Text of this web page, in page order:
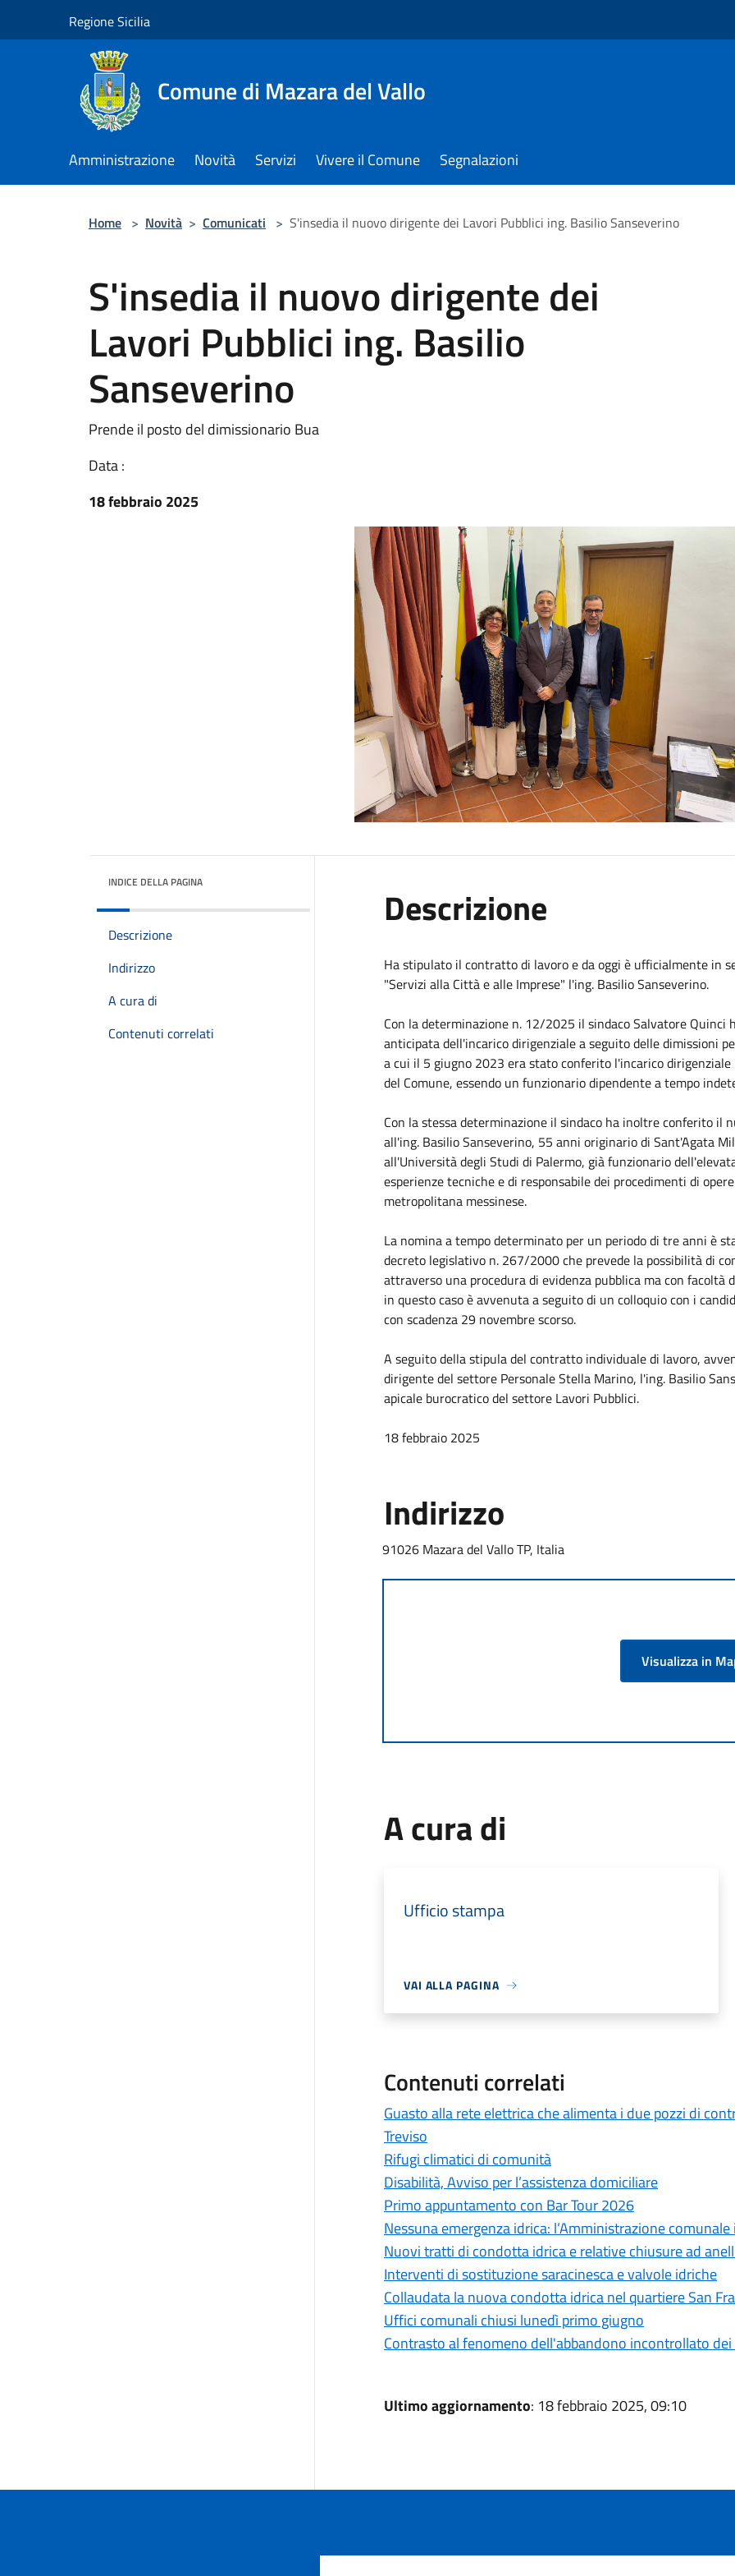
Regione Sicilia
Comune di Mazara del Vallo
Amministrazione Novità Servizi Vivere il Comune Segnalazioni
Home > Novità > Comunicati > S'insedia il nuovo dirigente dei Lavori Pubblici ing. Basilio Sanseverino
S'insedia il nuovo dirigente dei
Lavori Pubblici ing. Basilio
Sanseverino
Prende il posto del dimissionario Bua
Data :
18 febbraio 2025
INDICE DELLA PAGINA
Descrizione
Indirizzo
A cura di
Contenuti correlati
Descrizione
Ha stipulato il contratto di lavoro e da oggi è ufficialmente in
"Servizi alla Città e alle Imprese" l'ing. Basilio Sanseverino.
Con la determinazione n. 12/2025 il sindaco Salvatore Quinci
anticipata dell'incarico dirigenziale a seguito delle dimissioni
a cui il 5 giugno 2023 era stato conferito l'incarico
del Comune, essendo un funzionario dipendente a tempo
Con la stessa determinazione il sindaco ha inoltre conferito il
all'ing. Basilio Sanseverino, 55 anni originario di Sant'Agata
all'Università degli Studi di Palermo, già funzionario
esperienze tecniche e di responsabile dei procedimenti di
metropolitana messinese.
La nomina a tempo determinato per un periodo di tre anni è
decreto legislativo n. 267/2000 che prevede la possibilità di
attraverso una procedura di evidenza pubblica ma con facoltà
in questo caso è avvenuta a seguito di un colloquio con i
con scadenza 29 novembre scorso.
A seguito della stipula del contratto individuale di lavoro,
dirigente del settore Personale Stella Marino, l'ing. Basilio
apicale burocratico del settore Lavori Pubblici.
18 febbraio 2025
Indirizzo
91026 Mazara del Vallo TP, Italia
Visualizza in
A cura di
Ufficio stampa
VAI ALLA PAGINA
Contenuti correlati
Guasto alla rete elettrica che alimenta i due pozzi di
Treviso
Rifugi climatici di comunità
Disabilità, Avviso per l’assistenza domiciliare
Primo appuntamento con Bar Tour 2026
Nessuna emergenza idrica: l’Amministrazione
Nuovi tratti di condotta idrica e relative chiusure ad
Interventi di sostituzione saracinesca e valvole idriche
Collaudata la nuova condotta idrica nel quartiere San
Uffici comunali chiusi lunedì primo giugno
Contrasto al fenomeno dell'abbandono incontrollato
Ultimo aggiornamento: 18 febbraio 2025, 09:10